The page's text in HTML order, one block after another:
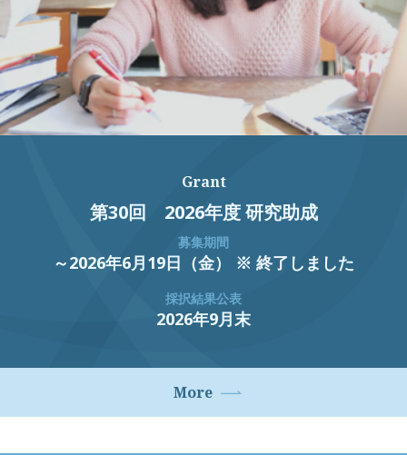
Grant
第30回 2026年度 研究助成
募集期間
～2026年6月19日（金） ※ 終了しました
採択結果公表
2026年9月末
More